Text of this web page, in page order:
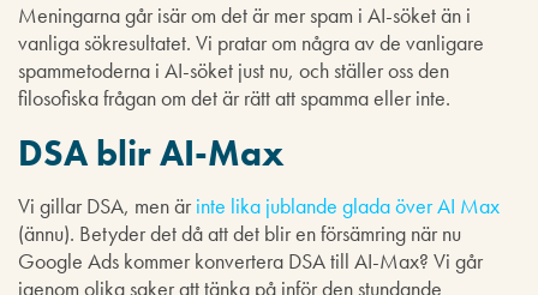
Meningarna går isär om det är mer spam i AI-söket än i
vanliga sökresultatet. Vi pratar om några av de vanligare
spammetoderna i AI-söket just nu, och ställer oss den
filosofiska frågan om det är rätt att spamma eller inte.
DSA blir AI-Max
Vi gillar DSA, men är inte lika jublande glada över AI Max
(ännu). Betyder det då att det blir en försämring när nu
Google Ads kommer konvertera DSA till AI-Max? Vi går
igenom olika saker att tänka på inför den stundande